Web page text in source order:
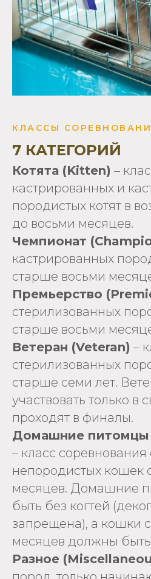
КЛАССЫ
7 КАТЕГОРИЙ
Котята (Kitten) –
кастрированных и
породистых котят в
до восьми месяцев.
Чемпионат
кастрированных
старше восьми
Премьерство
стерилизованных
старше восьми
Ветеран (Veteran) –
стерилизованных
старше семи лет.
участвовать только в
проходят в финалы.
Домашние питомцы
– класс соревнования
непородистых кошек
месяцев. Домашние
быть без когтей
запрещена), а кошки
месяцев должны
Разное